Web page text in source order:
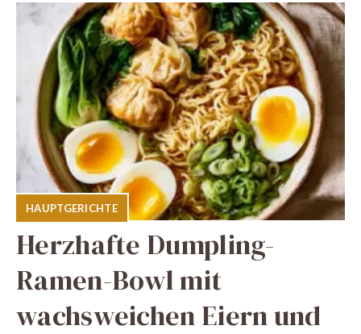
HAUPTGERICHTE
Herzhafte Dumpling-
Ramen-Bowl mit
wachsweichen Eiern und